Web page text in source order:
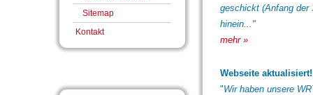
Sitemap
Kontakt
geschickt (Anfang der
hinein..."
mehr »
Webseite aktualisiert!
"Wir haben unsere